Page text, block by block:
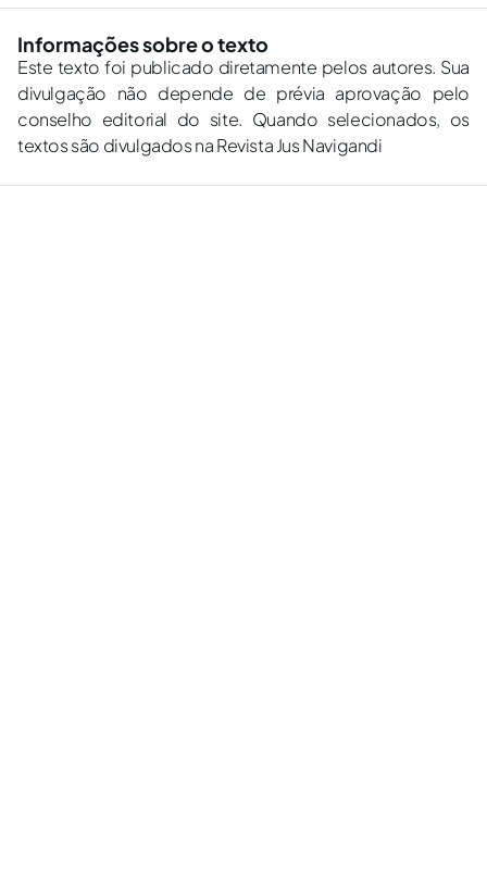
Informações sobre o texto
Este texto foi publicado diretamente pelos autores. Sua
divulgação não depende de prévia aprovação pelo
conselho editorial do site. Quando selecionados, os
textos são divulgados na Revista Jus Navigandi